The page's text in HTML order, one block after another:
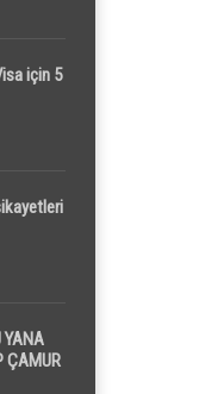
için 5
YANA
ÇAMUR